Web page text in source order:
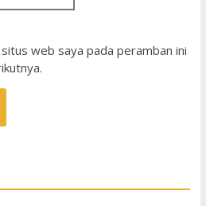
web saya pada peramban ini